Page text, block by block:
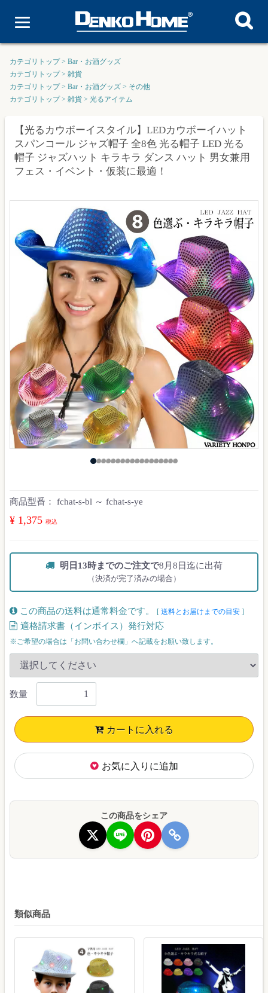
カテゴリトップ > Bar・お酒グッズ
カテゴリトップ > 雑貨
カテゴリトップ > Bar・お酒グッズ > その他
カテゴリトップ > 雑貨 > 光るアイテム
【光るカウボーイスタイル】LEDカウボーイハット
スパンコール ジャズ帽子 全8色 光る帽子 LED 光る
帽子 ジャズハット キラキラ ダンス ハット 男女兼用
フェス・イベント・仮装に最適！
商品型番： fchat-s-bl ～ fchat-s-ye
¥ 1,375 税込
明日13時までのご注文で8月8日迄に出荷
（決済が完了済みの場合）
この商品の送料は通常料金です。 [ 送料とお届けまでの目安 ]
適格請求書（インボイス）発行対応
※ご希望の場合は「お問い合わせ欄」へ記載をお願い致します。
数量
カートに入れる
お気に入りに追加
この商品をシェア
類似商品